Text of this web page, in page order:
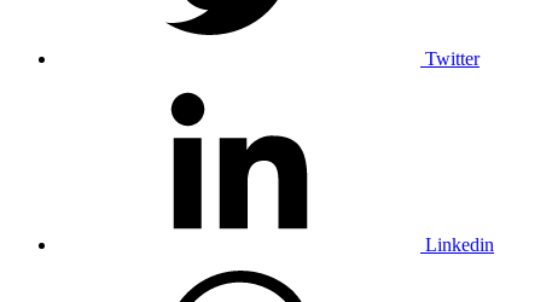
Twitter
Linkedin